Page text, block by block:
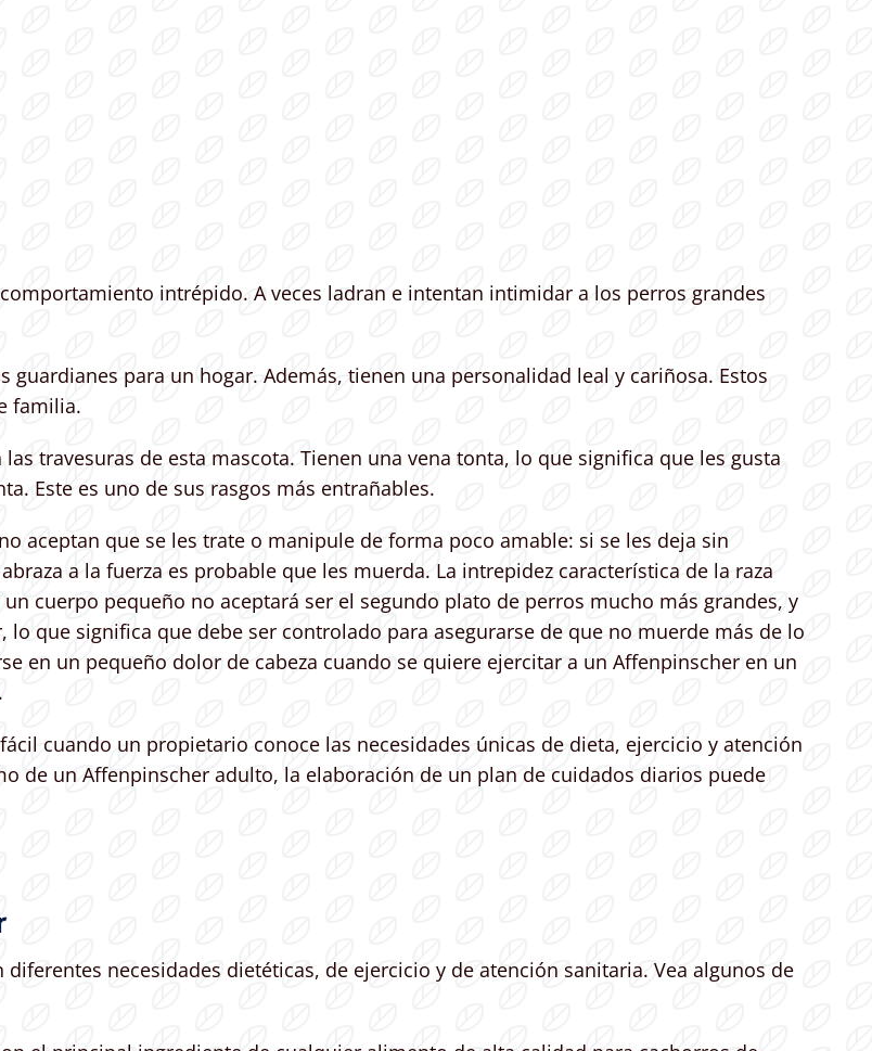
intrépido. A veces ladran e intentan intimidar a los perros grandes
para un hogar. Además, tienen una personalidad leal y cariñosa. Estos
familia.
travesuras de esta mascota. Tienen una vena tonta, lo que significa que les gusta
Este es uno de sus rasgos más entrañables.
aceptan que se les trate o manipule de forma poco amable: si se les deja sin
a la fuerza es probable que les muerda. La intrepidez característica de la raza
cuerpo pequeño no aceptará ser el segundo plato de perros mucho más grandes, y
que significa que debe ser controlado para asegurarse de que no muerde más de lo
en un pequeño dolor de cabeza cuando se quiere ejercitar a un Affenpinscher en un
cuando un propietario conoce las necesidades únicas de dieta, ejercicio y atención
de un Affenpinscher adulto, la elaboración de un plan de cuidados diarios puede
necesidades dietéticas, de ejercicio y de atención sanitaria. Vea algunos de